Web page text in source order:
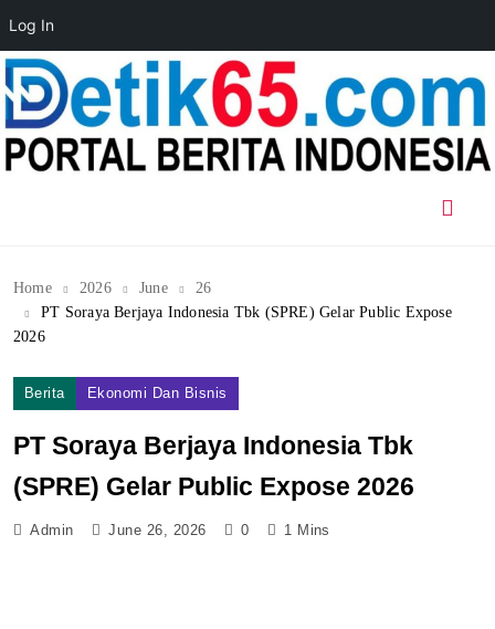
Log In
Skip
to
content
Home 2026 June
26
PT Soraya Berjaya Indonesia Tbk (SPRE) Gelar Public Expose
2026
Berita Ekonomi Dan Bisnis
PT Soraya Berjaya Indonesia Tbk
(SPRE) Gelar Public Expose 2026
Admin June 26, 2026 0 1 Mins